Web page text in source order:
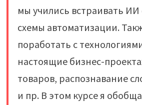
мы учились встраивать ИИ
схемы автоматизации.
поработать с
настоящие бизнес-
товаров, распознавание
и пр. В этом курсе я